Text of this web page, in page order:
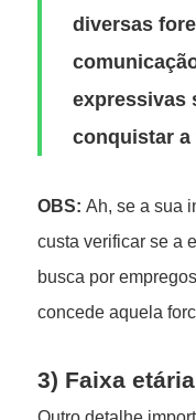
diversas
expressivas
conquistar a
OBS: Ah, se a sua
custa verificar se a
busca por
concede aquela
3) Faixa etária